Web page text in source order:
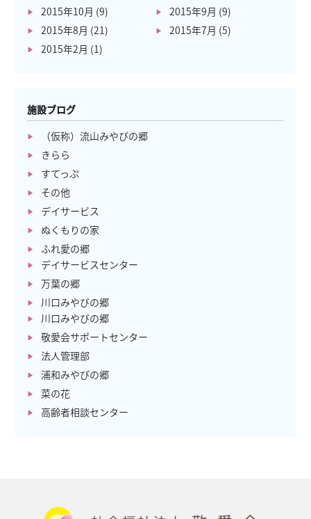
2015年10月 (9) 2015年9月 (9)
2015年8月 (21) 2015年7月 (5)
2015年2月 (1)
施設ブログ
（仮称）流山みやびの郷
きらら
すてっぷ
その他
デイサービス
ぬくもりの家
ふれ愛の郷
デイサービスセンター
万葉の郷
川口みやびの郷
川口みやびの郷
敬愛会サポートセンター
法人管理部
浦和みやびの郷
菜の花
高齢者相談センター